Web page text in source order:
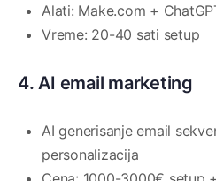
Alati: Make.com +
Vreme: 20-40 sati setup
4. AI email marketing
AI generisanje email
personalizacija